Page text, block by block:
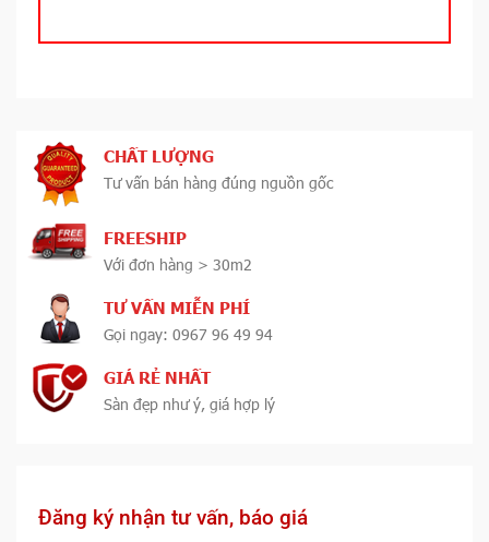
CHẤT LƯỢNG
Tư vấn bán hàng đúng nguồn gốc
FREESHIP
Với đơn hàng > 30m2
TƯ VẤN MIỄN PHÍ
Gọi ngay: 0967 96 49 94
GIÁ RẺ NHẤT
Sàn đẹp như ý, giá hợp lý
Đăng ký nhận tư vấn, báo giá